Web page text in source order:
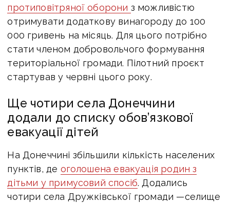
протиповітряної оборони з можливістю
отримувати додаткову винагороду до 100
000 гривень на місяць. Для цього потрібно
стати членом добровольчого формування
територіальної громади. Пілотний проєкт
стартував у червні цього року.
Ще чотири села Донеччини
додали до списку обов’язкової
евакуації дітей
На Донеччині збільшили кількість населених
пунктів, де оголошена евакуація родин з
дітьми у примусовий спосіб. Додались
чотири села Дружківської громади —селище